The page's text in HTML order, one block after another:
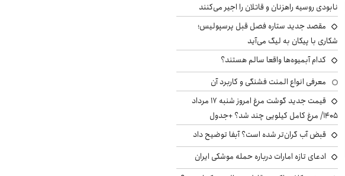
نابودی روسیه راهزنان و قاتلان را اجیر می‌کنند
مقصد جدید ستاره فصل قبل پرسپولیس؛
شکاری با پیکان به لیگ می‌آید
کدام آبمیوه‌ها واقعا سالم هستند؟
معرفی انواع المنت فشنگی و کاربرد آن
قیمت جدید گوشت مرغ امروز شنبه ۱۷ مرداد
۱۴۰۵/ مرغ کامل کیلویی چند شد؟ +جدول
قبض آب گران‌تر شده است؟ آبفا توضیح داد
ادعای تازه امارات درباره حمله موشکی ایران